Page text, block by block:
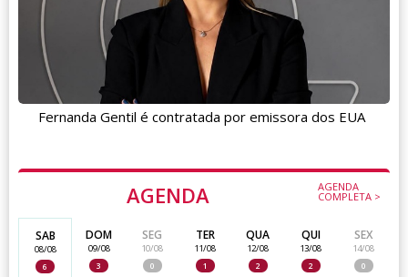
AGENDA AGENDA
COMPLETA >
SAB
08/08
6
DOM
09/08
3
SEG
10/08
0
TER
11/08
1
QUA
12/08
2
QUI
13/08
2
SEX
14/08
0
Fernanda Gentil é contratada por emissora dos EUA